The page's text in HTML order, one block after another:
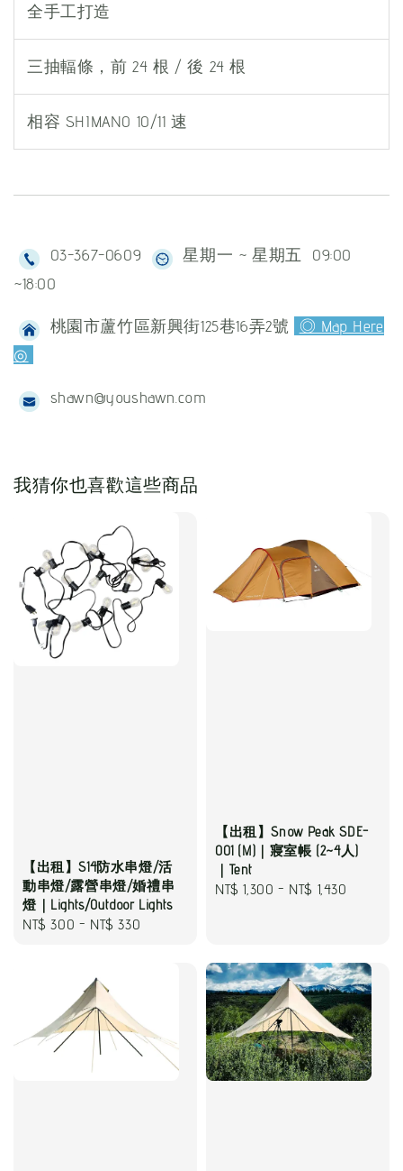
全手工打造
三抽輻條，前 24 根 / 後 24 根
相容 SHIMANO 10/11 速
03-367-0609
星期一 ~ 星期五 09:00
~18:00
桃園市蘆竹區新興街125巷16弄2號
◎ Map Here
◎
shawn@youshawn.com
我猜你也喜歡這些商品
【出租】S14防水串燈/活
動串燈/露營串燈/婚禮串
燈｜Lights/Outdoor Lights
Regular
NT$ 300 - NT$ 330
【出租】Snow Peak SDE-
001 (M)｜寢室帳 (2~4人)
｜Tent
Regular
NT$ 1,300 - NT$ 1,430